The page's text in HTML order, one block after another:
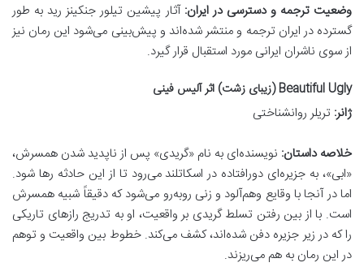
وضعیت ترجمه و دسترسی در ایران: آثار پیشین تیلور جنکینز رید به طور
گسترده در ایران ترجمه و منتشر شده‌اند و پیش‌بینی می‌شود این رمان نیز
از سوی ناشران ایرانی مورد استقبال قرار گیرد.
Beautiful Ugly (زیبای زشت) اثر آلیس فینی
ژانر: تریلر روانشناختی
خلاصه داستان: نویسنده‌ای به نام «گریدی» پس از ناپدید شدن همسرش،
«ابی»، به جزیره‌ای دورافتاده در اسکاتلند می‌رود تا از این حادثه رها شود.
اما در آنجا با وقایع وهم‌آلود و زنی روبه‌رو می‌شود که دقیقاً شبیه همسرش
است. با از بین رفتن تسلط گریدی بر واقعیت، او به تدریج رازهای تاریکی
را که در زیر جزیره دفن شده‌اند، کشف می‌کند. خطوط بین واقعیت و توهم
در این رمان به هم می‌ریزند.